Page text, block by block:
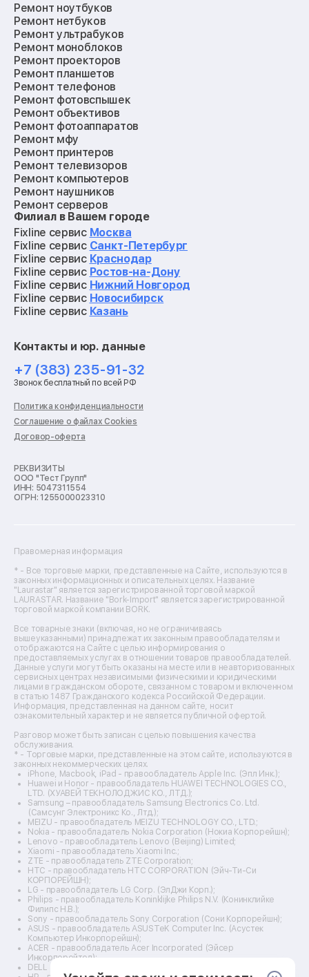
Ремонт ноутбуков
Ремонт нетбуков
Ремонт ультрабуков
Ремонт моноблоков
Ремонт проекторов
Ремонт планшетов
Ремонт телефонов
Ремонт фотовспышек
Ремонт объективов
Ремонт фотоаппаратов
Ремонт мфу
Ремонт принтеров
Ремонт телевизоров
Ремонт компьютеров
Ремонт наушников
Ремонт серверов
Ремонт мониторов
Ремонт квадрокоптеров
Ремонт электросамокатов
Ремонт материнских плат
Ремонт видеокарт
Ремонт кофемашин
Ремонт vr систем
Ремонт игровых приставок
Ремонт роботов-пылесосов
Ремонт холодильников
Ремонт стиральных машин
Ремонт пылесосов
Ремонт варочных панелей
Ремонт духовых шкафов
Ремонт кондиционеров
Ремонт кухонных комбайнов
Ремонт морозильных камер
Ремонт отпаривателей
Ремонт плоттеров
Ремонт фенов
Ремонт цифровых биноклей
Ремонт тепловизоров
Ремонт массажных кресел
Ремонт водонагревателей
Ремонт вытяжек
Ремонт источников бесперебойного питания
Ремонт пароварок
Ремонт микшерных пультов
Ремонт dj-пультов
Ремонт кухонных плит
Ремонт стедикамов
Ремонт оптических прицелов
Ремонт электровелосипедов
Ремонт видеокамер
Ремонт эхолотов
Ремонт 3d-принтеров
Ремонт прицелов ночного видения
Ремонт винных шкафов
Ремонт выпрямителей
Ремонт сушилок для рук
Ремонт дальномеров
Ремонт снегоуборщиков
Филиал в Вашем городе
Fixline сервис Москва
Fixline сервис Санкт-Петербург
Fixline сервис Краснодар
Fixline сервис Ростов-на-Дону
Fixline сервис Нижний Новгород
Fixline сервис Новосибирск
Fixline сервис Казань
Контакты и юр. данные
+7 (383) 235-91-32
Звонок бесплатный по всей РФ
Политика конфиденциальности
Соглашение о файлах Cookies
Договор-оферта
РЕКВИЗИТЫ
ООО "Тест Групп"
ИНН: 5047311554
ОГРН: 1255000023310
Правомерная информация
* - Все торговые марки, представленные на Сайте, используются в
законных информационных и описательных целях. Название
"Laurastar" является зарегистрированной торговой маркой
LAURASTAR. Название "Bork-Import" является зарегистрированной
торговой маркой компании BORK.
Все товарные знаки (включая, но не ограничиваясь
вышеуказанными) принадлежат их законным правообладателям и
отображаются на Сайте с целью информирования о
предоставляемых услугах в отношении товаров правообладателей.
Данные услуги могут быть оказаны на месте или в неавторизованных
сервисных центрах независимыми физическими и юридическими
лицами в гражданском обороте, связанном с товаром и включенном
в статью 1487 Гражданского кодекса Российской Федерации.
Информация, представленная на данном сайте, носит
ознакомительный характер и не является публичной офертой.
Разговор может быть записан с целью повышения качества
обслуживания.
* - Торговые марки, представленные на этом сайте, используются в
законных некоммерческих целях.
iPhone, Macbook, iPad - правообладатель Apple Inc. (Эпл Инк.);
Huawei и Honor - правообладатель HUAWEI TECHNOLOGIES CO.,
LTD. (ХУАВЕЙ ТЕКНОЛОДЖИС КО., ЛТД.);
Samsung – правообладатель Samsung Electronics Co. Ltd.
(Самсунг Электроникс Ко., Лтд.);
MEIZU - правообладатель MEIZU TECHNOLOGY CO., LTD.;
Nokia - правообладатель Nokia Corporation (Нокиа Корпорейшн);
Lenovo - правообладатель Lenovo (Beijing) Limited;
Xiaomi - правообладатель Xiaomi Inc.;
ZTE - правообладатель ZTE Corporation;
HTC - правообладатель HTC CORPORATION (Эйч-Ти-Си
КОРПОРЕЙШН);
LG - правообладатель LG Corp. (ЭлДжи Корп.);
Philips - правообладатель Koninklijke Philips N.V. (Конинклийке
Филипс Н.В.);
Sony - правообладатель Sony Corporation (Сони Корпорейшн);
ASUS - правообладатель ASUSTeK Computer Inc. (Асустек
Компьютер Инкорпорейшн);
ACER - правообладатель Acer Incorporated (Эйсер
Инкорпорейтед);
DELL - правообладатель Dell Inc.(Делл Инк.);